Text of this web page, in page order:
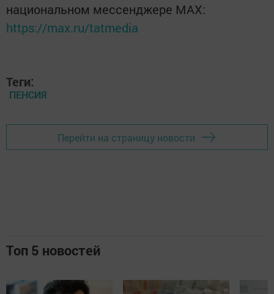
национальном мессенджере MАХ:
https://max.ru/tatmedia
Теги:
ПЕНСИЯ
Перейти на страницу новости
Топ 5 новостей